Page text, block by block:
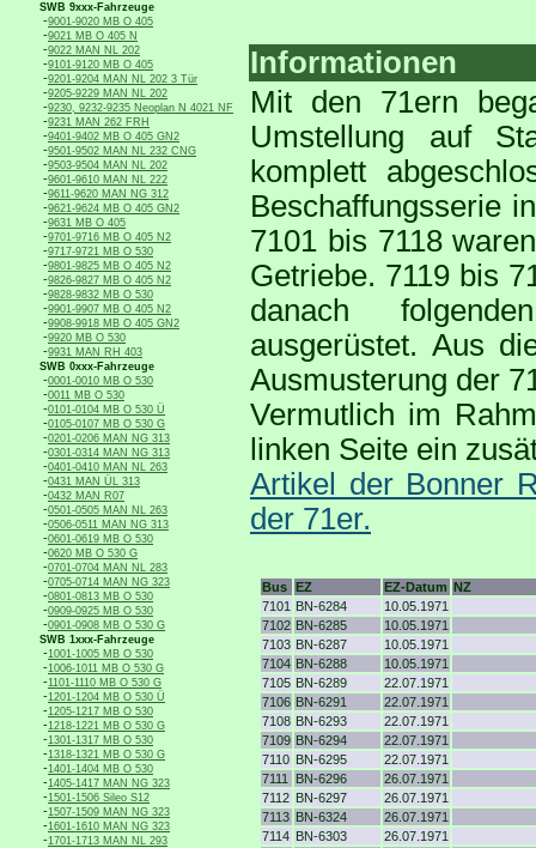
SWB 9xxx-Fahrzeuge
-9001-9020 MB O 405
-9021 MB O 405 N
-9022 MAN NL 202
-9101-9120 MB O 405
-9201-9204 MAN NL 202 3 Tür
-9205-9229 MAN NL 202
-9230, 9232-9235 Neoplan N 4021 NF
-9231 MAN 262 FRH
-9401-9402 MB O 405 GN2
-9501-9502 MAN NL 232 CNG
-9503-9504 MAN NL 202
-9601-9610 MAN NL 222
-9611-9620 MAN NG 312
-9621-9624 MB O 405 GN2
-9631 MB O 405
-9701-9716 MB O 405 N2
-9717-9721 MB O 530
-9801-9825 MB O 405 N2
-9826-9827 MB O 405 N2
-9828-9832 MB O 530
-9901-9907 MB O 405 N2
-9908-9918 MB O 405 GN2
-9920 MB O 530
-9931 MAN RH 403
SWB 0xxx-Fahrzeuge
-0001-0010 MB O 530
-0011 MB O 530
-0101-0104 MB O 530 Ü
-0105-0107 MB O 530 G
-0201-0206 MAN NG 313
-0301-0314 MAN NG 313
-0401-0410 MAN NL 263
-0431 MAN ÜL 313
-0432 MAN R07
-0501-0505 MAN NL 263
-0506-0511 MAN NG 313
-0601-0619 MB O 530
-0620 MB O 530 G
-0701-0704 MAN NL 283
-0705-0714 MAN NG 323
-0801-0813 MB O 530
-0909-0925 MB O 530
-0901-0908 MB O 530 G
SWB 1xxx-Fahrzeuge
-1001-1005 MB O 530
-1006-1011 MB O 530 G
-1101-1110 MB O 530 G
-1201-1204 MB O 530 Ü
-1205-1217 MB O 530
-1218-1221 MB O 530 G
-1301-1317 MB O 530
-1318-1321 MB O 530 G
-1401-1404 MB O 530
-1405-1417 MAN NG 323
-1501-1506 Sileo S12
-1507-1509 MAN NG 323
-1601-1610 MAN NG 323
-1701-1713 MAN NL 293
Informationen
Mit den 71ern
Umstellung auf
komplett
Beschaffungsserie
7101 bis 7118
Getriebe. 7119 bis
danach
ausgerüstet. Aus
Ausmusterung der
Vermutlich im
linken Seite ein
Artikel der Bonner
der 71er.
Bus EZ EZ-Datum NZ
7101 BN-6284
10.05.1971
7102 BN-6285
10.05.1971
7103 BN-6287
10.05.1971
7104 BN-6288
10.05.1971
7105 BN-6289
22.07.1971
7106 BN-6291
22.07.1971
7108 BN-6293
22.07.1971
7109 BN-6294
22.07.1971
7110 BN-6295
22.07.1971
7111
BN-6296
26.07.1971
7112 BN-6297
26.07.1971
7113 BN-6324
26.07.1971
7114 BN-6303
26.07.1971